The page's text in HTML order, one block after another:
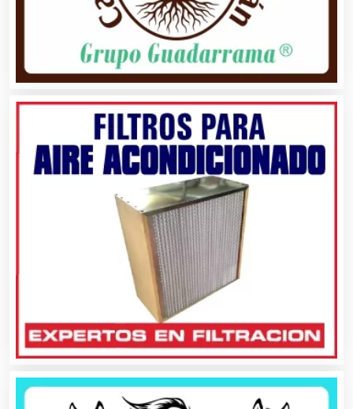
Aparatos y Equipos Eléctricos
Artes Gráficas
Artesanías
Artículos de Oficina
Artículos de Piel
Artículos Deportivos
Artículos Importados